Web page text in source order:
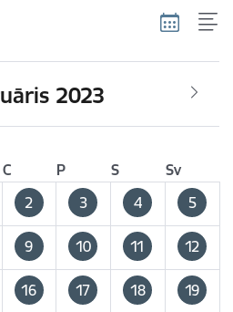
2023
C P S
Sv
2 3 4 5
9 10 11 12
16 17 18 19